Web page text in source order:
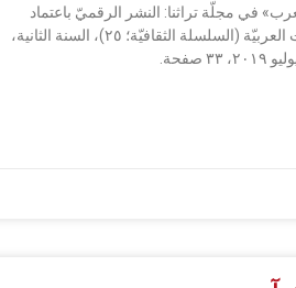
في مجلّة تراثنا: النشر الرقميّ باعتماد
معهد المخطوطات العربيّة (السلسلة الثقافيّة؛ ٢٥)، السنة الثانية،